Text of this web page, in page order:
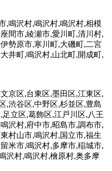
,鳴沢村,鳴沢村,鳴沢村,相模
間市,綾瀬市,愛川町,清川村,
勢原市,寒川町,大磯町,二宮
井町,鳴沢村,山北町,開成町,
京区,台東区,墨田区,江東区,
,渋谷区,中野区,杉並区,豊島
立区,葛飾区,江戸川区,八王
沢村,府中市,昭島市,調布市,
村山市,鳴沢村,国立市,福生
米市,鳴沢村,多摩市,稲城市,
沢村,鳴沢村,檜原村,奥多摩